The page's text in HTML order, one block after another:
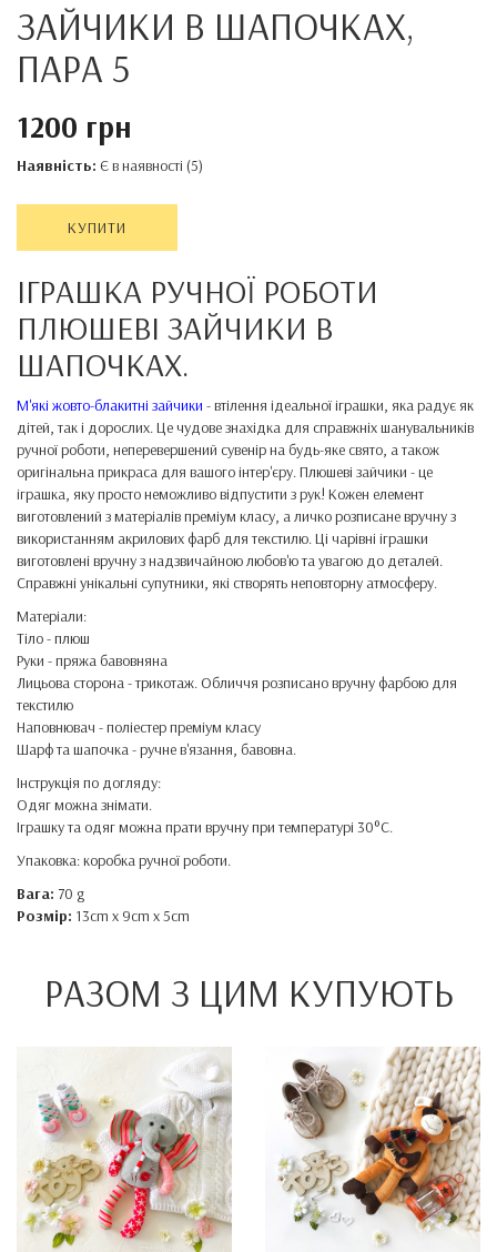
ЗАЙЧИКИ В ШАПОЧКАХ,
ПАРА 5
1200 грн
Наявність: Є в наявності (5)
КУПИТИ
ІГРАШКА РУЧНОЇ РОБОТИ
ПЛЮШЕВІ ЗАЙЧИКИ В
ШАПОЧКАХ.
М'які жовто-блакитні зайчики - втілення ідеальної іграшки, яка радує як
дітей, так і дорослих. Це чудове знахідка для справжніх шанувальників
ручної роботи, неперевершений сувенір на будь-яке свято, а також
оригінальна прикраса для вашого інтер'єру. Плюшеві зайчики - це
іграшка, яку просто неможливо відпустити з рук! Кожен елемент
виготовлений з матеріалів преміум класу, а личко розписане вручну з
використанням акрилових фарб для текстилю. Ці чарівні іграшки
виготовлені вручну з надзвичайною любов'ю та увагою до деталей.
Справжні унікальні супутники, які створять неповторну атмосферу.
Матеріали:
Тіло - плюш
Руки - пряжа бавовняна
Лицьова сторона - трикотаж. Обличчя розписано вручну фарбою для
текстилю
Наповнювач - поліестер преміум класу
Шарф та шапочка - ручне в'язання, бавовна.
Інструкція по догляду:
Одяг можна знімати.
Іграшку та одяг можна прати вручну при температурі 30°C.
Упаковка: коробка ручної роботи.
Вага: 70 g
Розмір: 13cm x 9cm x 5cm
РАЗОМ З ЦИМ КУПУЮТЬ